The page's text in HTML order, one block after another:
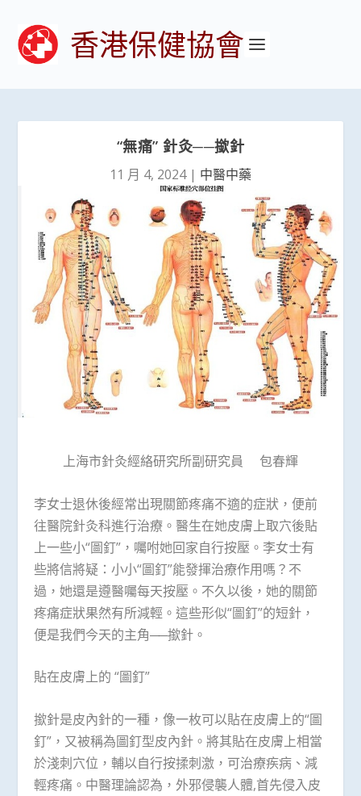
香港保健協會
“無痛” 針灸──撳針
11 月 4, 2024| 中醫中藥
上海市針灸經絡研究所副研究員 包春輝
李女士退休後經常出現關節疼痛不適的症狀，便前
往醫院針灸科進行治療。醫生在她皮膚上取穴後貼
上一些小“圖釘”，囑咐她回家自行按壓。李女士有
些將信將疑：小小“圖釘”能發揮治療作用嗎？不
過，她還是遵醫囑每天按壓。不久以後，她的關節
疼痛症狀果然有所減輕。這些形似“圖釘”的短針，
便是我們今天的主角──撳針。
貼在皮膚上的 “圖釘”
撳針是皮內針的一種，像一枚可以貼在皮膚上的“圖
釘”，又被稱為圖釘型皮內針。將其貼在皮膚上相當
於淺刺穴位，輔以自行按揉刺激，可治療疾病、減
輕疼痛。中醫理論認為，外邪侵襲人體,首先侵入皮